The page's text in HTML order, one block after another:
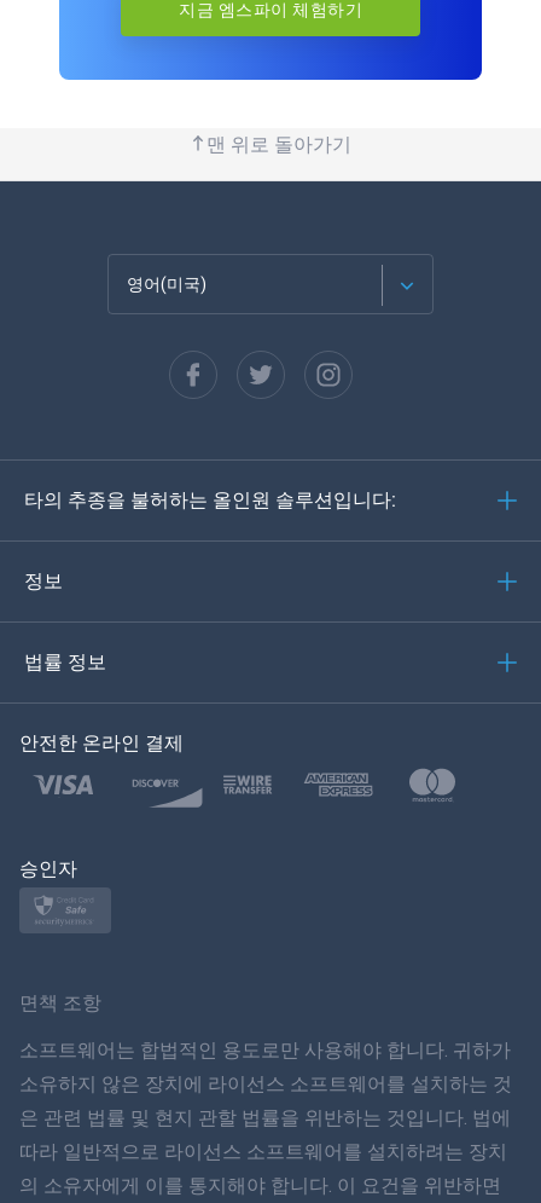
지금 엠스파이 체험하기
맨 위로 돌아가기
영어(미국)
Español
Deutsch
Türkçe
Polski
ภาษาไทย
简体中文
Dansk
타의 추종을 불허하는 올인원 솔루션입니다:
정보
법률 정보
안전한 온라인 결제
승인자
면책 조항
소프트웨어는 합법적인 용도로만 사용해야 합니다. 귀하가
소유하지 않은 장치에 라이선스 소프트웨어를 설치하는 것
은 관련 법률 및 현지 관할 법률을 위반하는 것입니다. 법에
따라 일반적으로 라이선스 소프트웨어를 설치하려는 장치
의 소유자에게 이를 통지해야 합니다. 이 요건을 위반하면